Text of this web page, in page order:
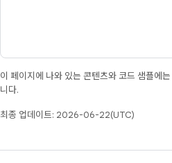
이 페이지에 나와 있는 콘텐츠와 코드 샘플에는
니다.
최종 업데이트: 2026-06-22(UTC)